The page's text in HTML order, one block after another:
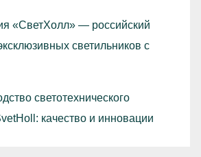
«СветХолл» — российский
светильников с
светотехнического
качество и инновации